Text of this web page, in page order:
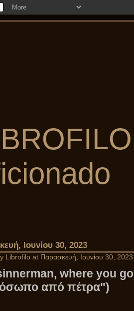
Ιουνίου 30, 2023
Librofilo at Παρασκευή, Ιουνίου 30,
where you
από πέτρα")